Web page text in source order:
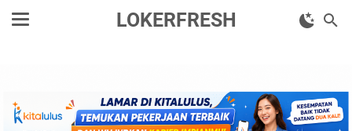
LOKERFRESH